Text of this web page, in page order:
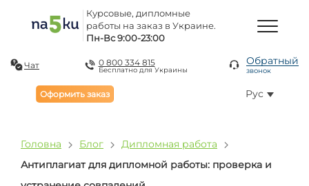
Курсовые, дипломные
работы на заказ в Украине.
Пн-Вс 9:00-23:00
Чат 0 800 334 815
Бесплатно для Украины
Обратный
звонок
Оформить заказ Рус
Головна Блог
Дипломная работа
Антиплагиат для дипломной работы: проверка и